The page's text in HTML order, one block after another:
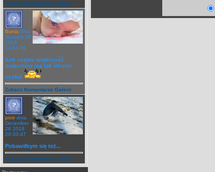
Zobacz Komentarze Galerii
Bunia dnia
January 30
2019
14:51:30
Ach czemu większość
maluchów ma tak śliczne
oczka!
Zobacz Komentarze Galerii
piotr dnia
December
28 2018
20:33:47
Pobawiłbym się też...
Zobacz Komentarze Galerii